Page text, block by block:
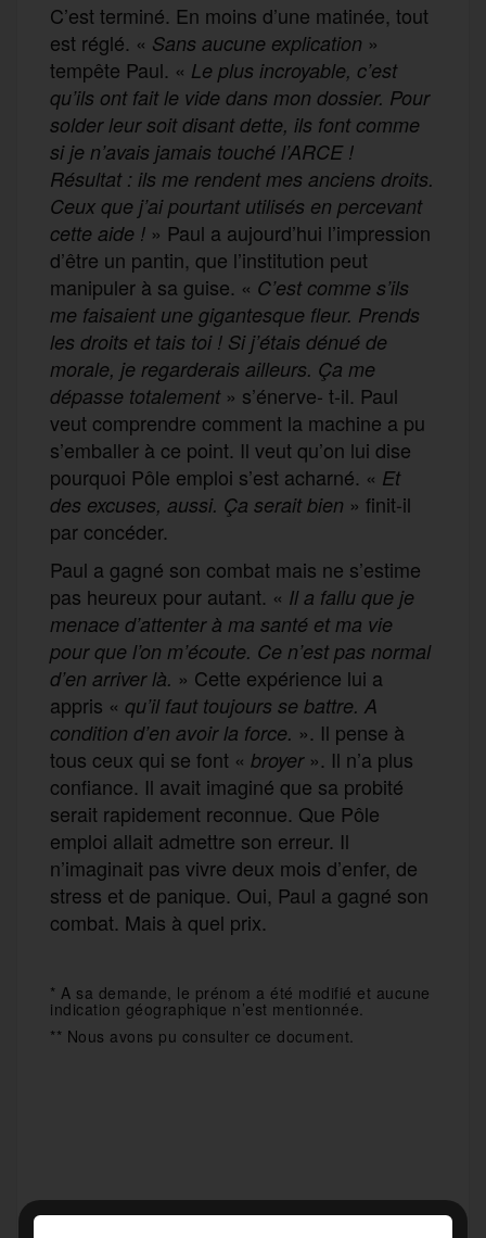
C’est terminé. En moins d’une matinée, tout
est réglé. « Sans aucune explication »
tempête Paul. « Le plus incroyable, c’est
qu’ils ont fait le vide dans mon dossier. Pour
solder leur soit disant dette, ils font comme
si je n’avais jamais touché l’ARCE !
Résultat : ils me rendent mes anciens droits.
Ceux que j’ai pourtant utilisés en percevant
cette aide ! » Paul a aujourd’hui l’impression
d’être un pantin, que l’institution peut
manipuler à sa guise. « C’est comme s’ils
me faisaient une gigantesque fleur. Prends
les droits et tais toi ! Si j’étais dénué de
morale, je regarderais ailleurs. Ça me
dépasse totalement» s’énerve- t-il. Paul
veut comprendre comment la machine a pu
s’emballer à ce point. Il veut qu’on lui dise
pourquoi Pôle emploi s’est acharné. « Et
des excuses, aussi. Ça serait bien » finit-il
par concéder.
Paul a gagné son combat mais ne s’estime
pas heureux pour autant. « Il a fallu que je
menace d’attenter à ma santé et ma vie
pour que l’on m’écoute. Ce n’est pas normal
d’en arriver là. » Cette expérience lui a
appris « qu’il faut toujours se battre. A
condition d’en avoir la force. ». Il pense à
tous ceux qui se font « broyer». Il n’a plus
confiance. Il avait imaginé que sa probité
serait rapidement reconnue. Que Pôle
emploi allait admettre son erreur. Il
n’imaginait pas vivre deux mois d’enfer, de
stress et de panique. Oui, Paul a gagné son
combat. Mais à quel prix.
* A sa demande, le prénom a été modifié et aucune
indication géographique n’est mentionnée.
** Nous avons pu consulter ce document.
c i a s l